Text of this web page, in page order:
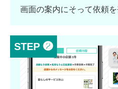
画面の案内にそって依頼を
STEP ❷